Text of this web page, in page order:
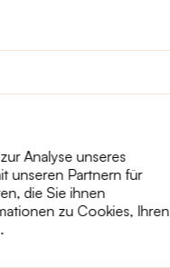
Analyse unseres
unseren Partnern für
die Sie ihnen
zu Cookies, Ihren